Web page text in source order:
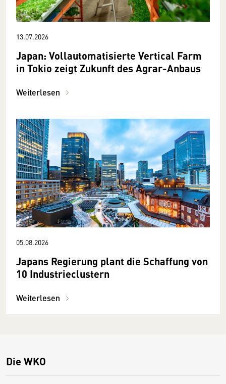
13.07.2026
Japan: Vollautomatisierte Vertical Farm
in Tokio zeigt Zukunft des Agrar-Anbaus
Weiterlesen
05.08.2026
Japans Regierung plant die Schaffung von
10 Industrieclustern
Weiterlesen
Die WKO